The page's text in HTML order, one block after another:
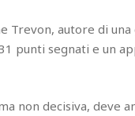
Trevon, autore di
punti segnati e un
non decisiva, deve